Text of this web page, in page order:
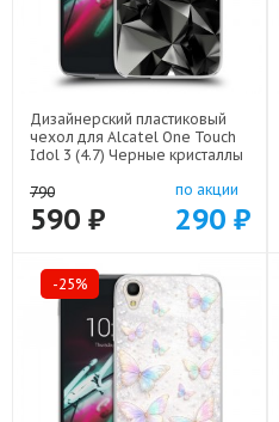
Дизайнерский пластиковый
чехол для Alcatel One Touch
Idol 3 (4.7) Черные кристаллы
790
590 ₽
по акции
290 ₽
-25%